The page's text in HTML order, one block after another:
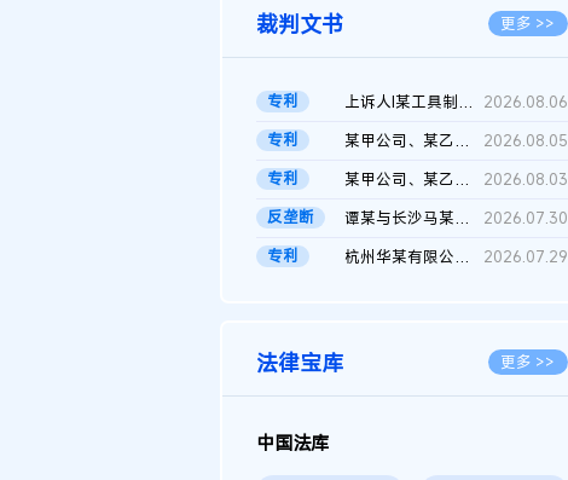
裁判文书 更多 >>
专利 上诉人I某工具制品有限公司与被上诉人程某及一审被告中华人民共和...
2026.08.06
专利
某甲公司、某乙公司、某丙公司申请诉前行为保全复议裁定书
2026.08.05
专利
某甲公司、某乙公司、官某与某丙公司专利申请权权属纠纷 二审判决...
2026.08.03
反垄断
谭某与长沙马某堆农产品股份有限公司滥用市场支配地位纠纷二审裁...
2026.07.30
专利
杭州华某有限公司与菲某有限公司侵害发明专利权纠纷 2026.07.29
法律宝库 更多 >>
中国法库